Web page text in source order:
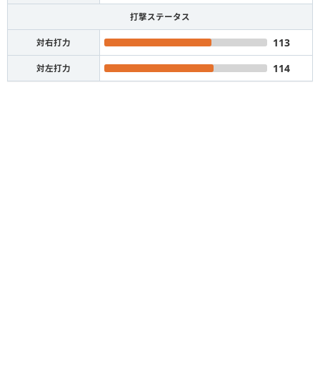
打撃ステータス
対右打力 113
対左打力 114